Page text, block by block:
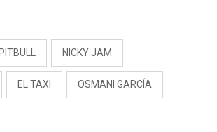
PITBULL NICKY JAM
EL TAXI OSMANI GARCÍA